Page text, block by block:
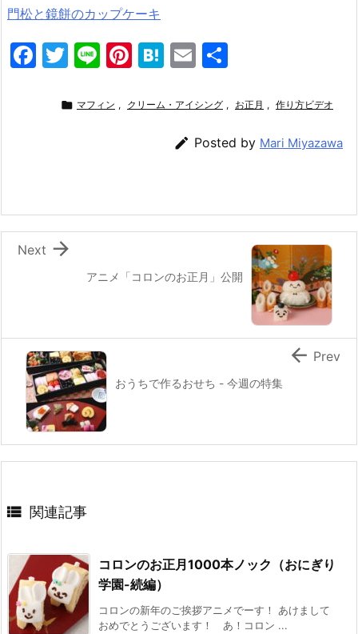
門松と鏡餅のカップケーキ
F
o
k
T
itt
Li
e
Pi
er
H
e
a
E
ai
l
 マフィン , クリーム・アイシング , お正月 , 作り方ビデオ
 Posted by Mari Miyazawa
アニメ「コロンのお正月」公開

Next
おうちで作るおせち - 今週の特集
 Prev
 関連記事
コロンのお正月1000本ノック（おにぎり
学園-続編）
コロンの新年のご挨拶アニメでーす！ あけまして
おめでとうございます！ あ！コロン ...